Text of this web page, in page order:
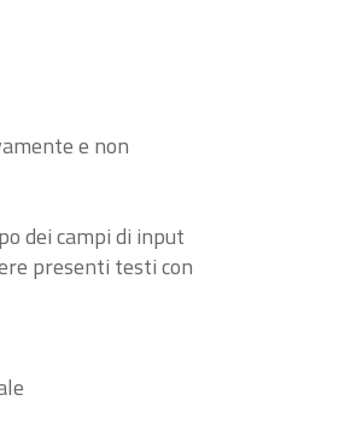
e non
dei campi di input
presenti testi con